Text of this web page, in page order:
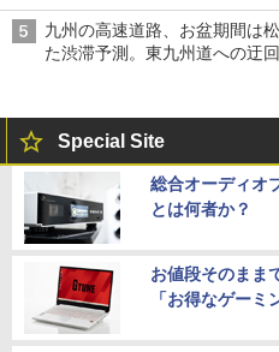
九州の高速道路、お盆期間は
た渋滞予測。東九州道への迂
Special Site
総合オーディオ
とは何者か？
お値段そのまま
「お得なゲーミ